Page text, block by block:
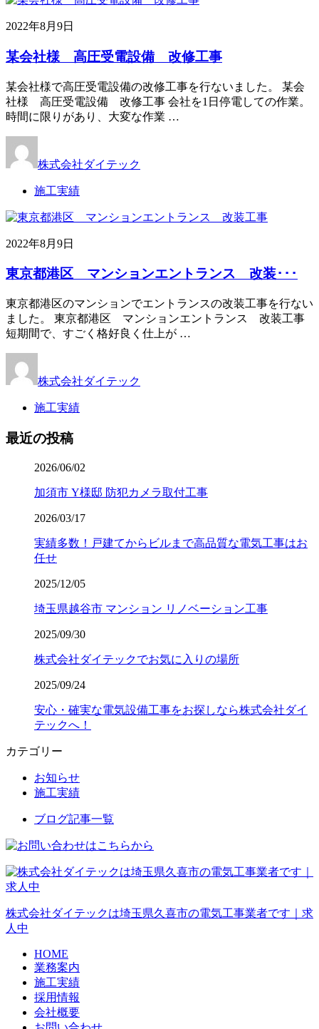
2022年8月9日
某会社様 高圧受電設備 改修工事
某会社様で高圧受電設備の改修工事を行ないました。 某会
社様 高圧受電設備 改修工事 会社を1日停電しての作業。
時間に限りがあり、大変な作業 …
株式会社ダイテック
施工実績
2022年8月9日
東京都港区 マンションエントランス 改装･･･
東京都港区のマンションでエントランスの改装工事を行ない
ました。 東京都港区 マンションエントランス 改装工事
短期間で、すごく格好良く仕上が …
株式会社ダイテック
施工実績
最近の投稿
2026/06/02
加須市 Y様邸 防犯カメラ取付工事
2026/03/17
実績多数！戸建てからビルまで高品質な電気工事はお
任せ
2025/12/05
埼玉県越谷市 マンション リノベーション工事
2025/09/30
株式会社ダイテックでお気に入りの場所
2025/09/24
安心・確実な電気設備工事をお探しなら株式会社ダイ
テックへ！
カテゴリー
お知らせ
施工実績
ブログ記事一覧
株式会社ダイテックは埼玉県久喜市の電気工事業者です｜求
人中
HOME
業務案内
施工実績
採用情報
会社概要